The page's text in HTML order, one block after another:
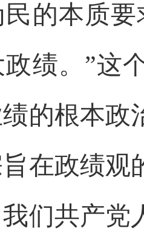
的本质
绩。”这
的根本政
在政绩观
们共产党